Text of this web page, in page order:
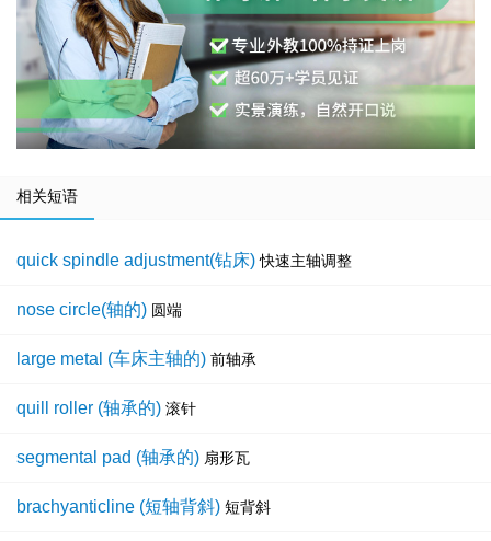
相关短语
quick spindle adjustment(钻床) 快速主轴调整
nose circle(轴的) 圆端
large metal (车床主轴的) 前轴承
quill roller (轴承的) 滚针
segmental pad (轴承的) 扇形瓦
brachyanticline (短轴背斜) 短背斜